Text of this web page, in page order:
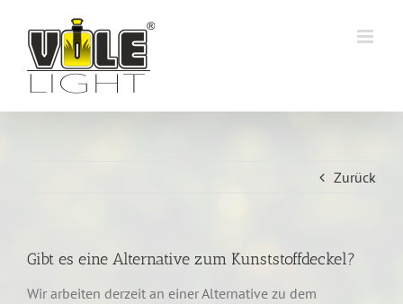
Inhalt
springen
Zurück
Gibt es eine Alternative zum Kunststoffdeckel?
Wir arbeiten derzeit an einer Alternative zu dem